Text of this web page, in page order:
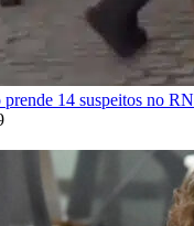
prende 14 suspeitos no RN